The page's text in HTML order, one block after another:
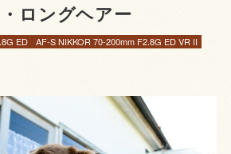
ロングヘアー
ED
AF-S NIKKOR 70-200mm F2.8G ED VR II